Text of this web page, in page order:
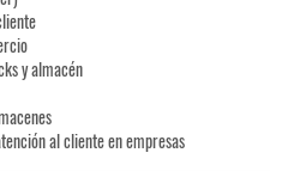
y almacén
al cliente en empresas